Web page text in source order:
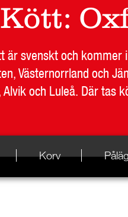
RESTAURANG OCH
Kött:
är svenskt och kommer
Västernorrland och
Alvik och Luleå. Där tas
Korv